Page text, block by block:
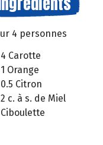
4 personnes
4 Carotte
1 Orange
0.5 Citron
2 c. à s. de Miel
Ciboulette